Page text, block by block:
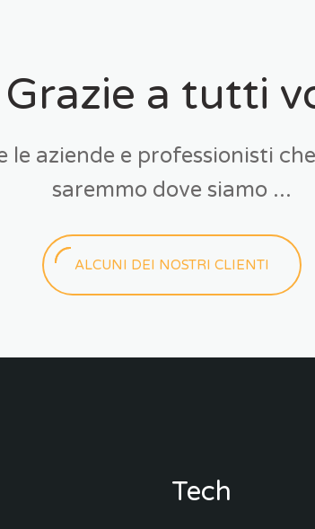
Grazie a tutti
aziende e professionisti
saremmo dove siamo ...
ALCUNI DEI NOSTRI CLIENTI
Tech